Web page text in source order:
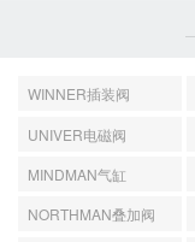
WINNER插装阀
UNIVER电磁阀
MINDMAN气缸
NORTHMAN叠加阀